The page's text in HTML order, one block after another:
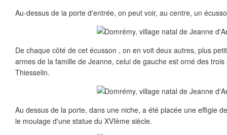
Au-dessus de la porte d'entrée, on peut voir, au centre, un
De chaque côté de cet écusson , on en voit deux autres, plus
armes de la famille de Jeanne, celui de gauche est orné des
Thiesselin.
Au dessus de la porte, dans une niche, a été placée une effigie
le moulage d'une statue du XVIème siècle.